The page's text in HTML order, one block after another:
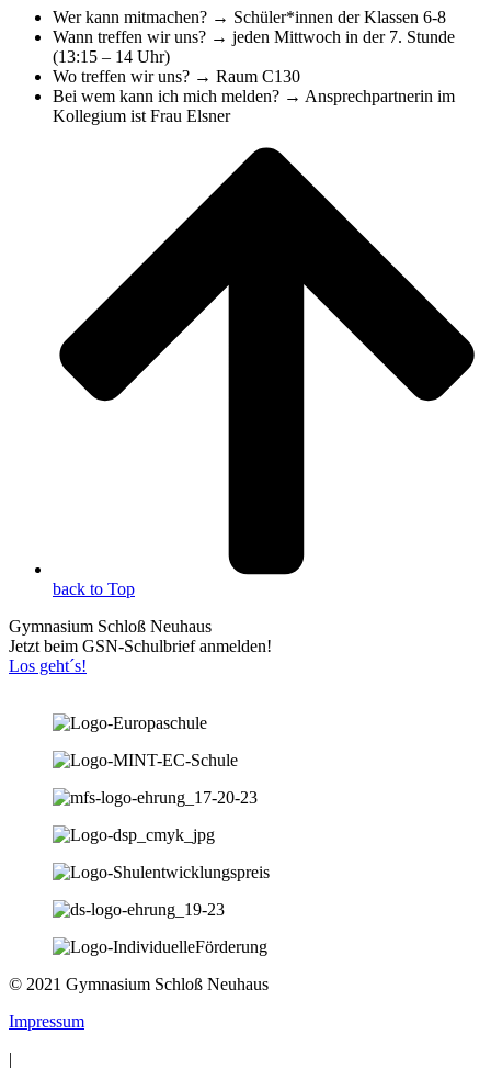
Wer kann mitmachen? → Schüler*innen der Klassen 6-8
Wann treffen wir uns? → jeden Mittwoch in der 7. Stunde
(13:15 – 14 Uhr)
Wo treffen wir uns? → Raum C130
Bei wem kann ich mich melden? → Ansprechpartnerin im
Kollegium ist Frau Elsner
back to Top
Gymnasium Schloß Neuhaus
Jetzt beim GSN-Schulbrief anmelden!
Los geht´s!
© 2021 Gymnasium Schloß Neuhaus
Impressum